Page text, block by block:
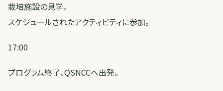
栽培施設の見学。
スケジュールされたアクティビティに参加。
17:00
プログラム終了、QSNCCへ出発。